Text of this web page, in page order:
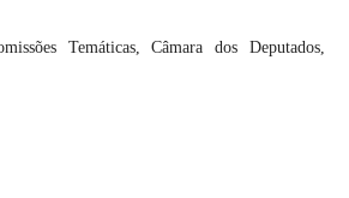
Temáticas, Câmara dos Deputados,